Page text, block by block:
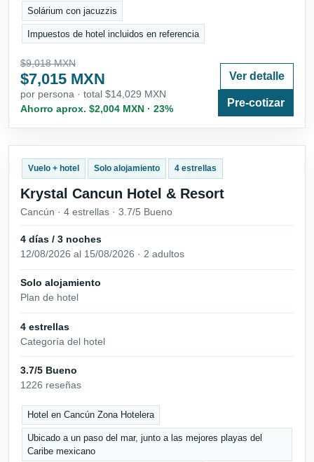
Solárium con jacuzzis
Impuestos de hotel incluidos en referencia
$9,018 MXN
$7,015 MXN
por persona · total $14,029 MXN
Ahorro aprox. $2,004 MXN · 23%
Ver detalle
Pre-cotizar
Vuelo + hotel Solo alojamiento 4 estrellas
Krystal Cancun Hotel & Resort
Cancún · 4 estrellas · 3.7/5 Bueno
4 días / 3 noches
12/08/2026 al 15/08/2026 · 2 adultos
Solo alojamiento
Plan de hotel
4 estrellas
Categoría del hotel
3.7/5 Bueno
1226 reseñas
Hotel en Cancún Zona Hotelera
Ubicado a un paso del mar, junto a las mejores playas del
Caribe mexicano